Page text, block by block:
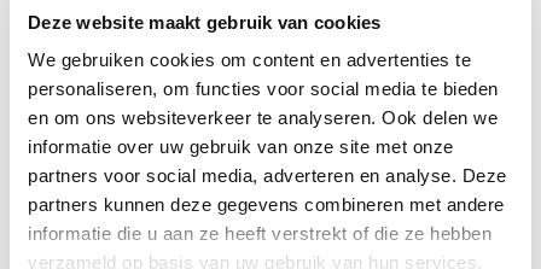
Deze website maakt gebruik van cookies
We gebruiken cookies om content en advertenties te
personaliseren, om functies voor social media te bieden
en om ons websiteverkeer te analyseren. Ook delen we
informatie over uw gebruik van onze site met onze
partners voor social media, adverteren en analyse. Deze
partners kunnen deze gegevens combineren met andere
informatie die u aan ze heeft verstrekt of die ze hebben
verzameld op basis van uw gebruik van hun services.
spindelafsluiter.
Ook in RVS leverbaar op aanvraag!
Plus- en minpunten
Afsluitbaar
Snelle verbindingen
Hoge kwaliteit